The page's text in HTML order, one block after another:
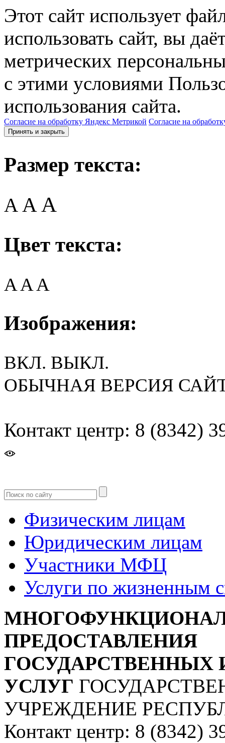
Этот сайт использует
использовать сайт, вы
метрических
с этими условиями
использования сайта.
Согласие на обработку Яндекс Метрикой Согласие на
Принять и закрыть
Размер текста:
A AA
Цвет текста:
AAA
Изображения:
ВКЛ. ВЫКЛ.
ОБЫЧНАЯ ВЕРСИЯ
Контакт центр: 8 (8342)
Физическим лицам
Юридическим лицам
Участники МФЦ
Услуги по жизненным
ПРЕДОСТАВЛЕНИЯ
УСЛУГ
УЧРЕЖДЕНИЕ
Контакт центр: 8 (8342)